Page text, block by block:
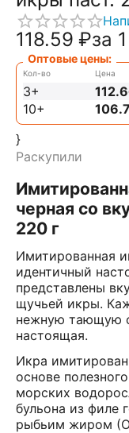
118.59 ₽за
Оптовые цены:
Кол-во
3+
10+
Цена
}
Раскупили
черная со
220 г
Имитированная
идентичный
представлены
щучьей икры.
нежную тающую
настоящая.
Икра
основе
морских
бульона из филе
рыбьим жиром